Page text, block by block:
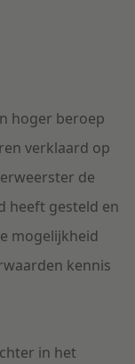
hoger beroep
verklaard op
de
heeft gesteld en
mogelijkheid
kennis
in het